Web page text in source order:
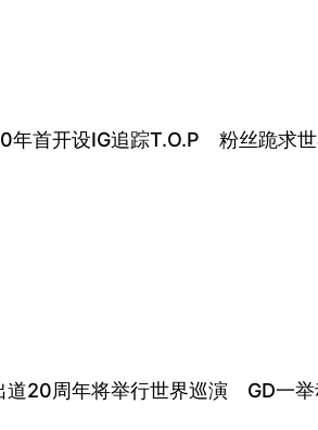
年首开设IG追踪T.O.P 粉丝跪求
道20周年将举行世界巡演 GD一举